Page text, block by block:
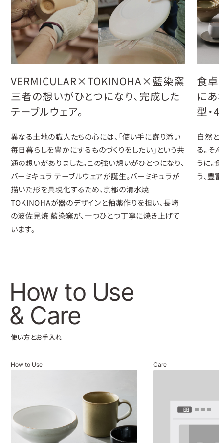
VERMICULAR×TOKINOHA×藍染窯
三者の想いがひとつになり、完成した
テーブルウェア。
異なる土地の職人たちの心には、「使い手に寄り添い
毎日暮らしを豊かにするものづくりをしたい」という共
通の想いがありました。この強い想いがひとつになり、
バーミキュラ テーブルウェアが誕生。バーミキュラが
描いた形を具現化するため、京都の清水焼
TOKINOHAが器のデザインと釉薬作りを担い、長崎
の波佐見焼 藍染窯が、一つひとつ丁寧に焼き上げて
います。
食
に
型・
自然
る。
うに
う、
How to Use
& Care
使い方とお手入れ
How to Use Care